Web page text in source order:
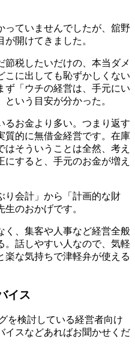
っていませんでしたが、舘野
開けてきました。
節税したいだけの、本当ダメ
こに出しても恥ずかしくない
ず「ウチの経営は、手元にい
いう目安が分かった。
るお金より多い。つまり返す
質的に無借金経営です。在庫
そういうことは全然、考え
すると、手元のお金が増え
り会計」から「計画的な財
のおかげです。
く、集客や人事など経営全般
。話しやすい人なので、気軽
楽な気持ちで津軽弁が使える
イス
を検討している経営者向け
イスなどあればお聞かせくだ